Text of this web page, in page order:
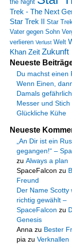
the Night
Trek - The Next
Star Trek II Star
Vater gegen Sohn
verlieren Verlust Welt
Khan Zeit Zukunft
Neueste
Du machst einen
Wenn Einen,
Damals gefährlich
Messer und Stich
Glückliche Kühe
Neueste
„An Dir ist ein
gegangen!“ –
zu Always a plan
SpaceFalcon zu
Freund
Der Name Scotty
richtig gewählt –
SpaceFalcon zu
Genesis
Annazu Bester
piazu Verknallen